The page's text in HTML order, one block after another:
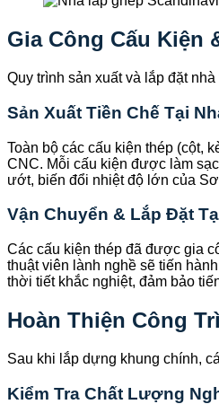
Gia Công Cấu Kiện
Quy trình sản xuất và lắp đặt
Sản Xuất Tiền Chế Tại
Toàn bộ các cấu kiện thép (cột,
CNC. Mỗi cấu kiện được làm
ướt, biến đổi nhiệt độ lớn của
Vận Chuyển & Lắp Đặt
Các cấu kiện thép đã được gia
thuật viên lành nghề sẽ tiến
thời tiết khắc nghiệt, đảm bảo
Hoàn Thiện Công
Sau khi lắp dựng khung chính,
Kiểm Tra Chất Lượng